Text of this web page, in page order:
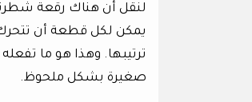
لنقل أن هناك رقعة
يمكن لكل قطعة أن
ترتيبها. وهذا هو ما
صغيرة بشكل ملحوظ.